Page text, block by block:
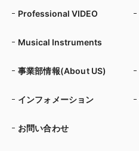
Professional VIDEO
Musical Instruments
事業部情報(About US)
インフォメーション
お問い合わせ